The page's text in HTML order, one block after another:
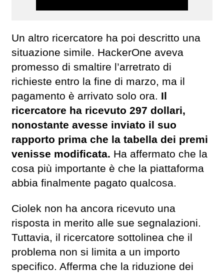
Un altro ricercatore ha poi descritto una
situazione simile. HackerOne aveva
promesso di smaltire l’arretrato di
richieste entro la fine di marzo, ma il
pagamento è arrivato solo ora. Il
ricercatore ha ricevuto 297 dollari,
nonostante avesse inviato il suo
rapporto prima che la tabella dei premi
venisse modificata. Ha affermato che la
cosa più importante è che la piattaforma
abbia finalmente pagato qualcosa.
Ciolek non ha ancora ricevuto una
risposta in merito alle sue segnalazioni.
Tuttavia, il ricercatore sottolinea che il
problema non si limita a un importo
specifico. Afferma che la riduzione dei